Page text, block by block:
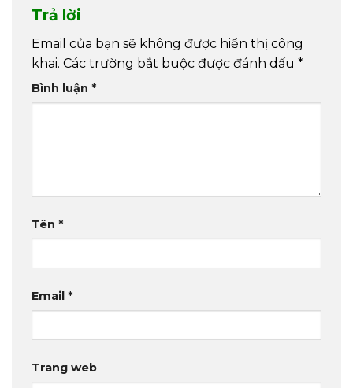
Trả lời
Email của bạn sẽ không được hiển thị công
khai. Các trường bắt buộc được đánh dấu *
Bình luận *
Tên *
Email *
Trang web